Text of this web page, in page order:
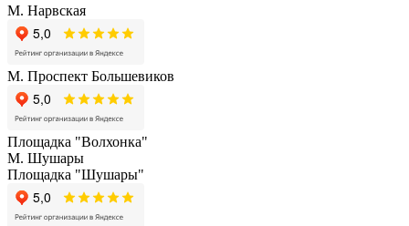
М. Нарвская
М. Проспект Большевиков
Площадка "Волхонка"
М. Шушары
Площадка "Шушары"